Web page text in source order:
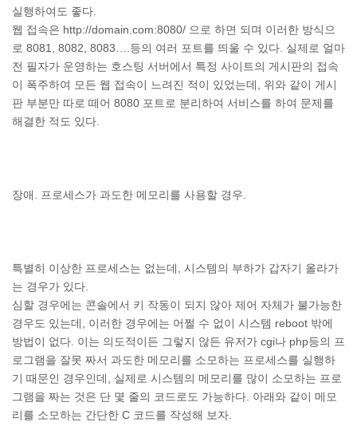
실행하여도 좋다.
웹 접속은 http://domain.com:8080/ 으로 하면 되며 이러한 방식으
로 8081, 8082, 8083….등의 여러 포트를 띄울 수 있다. 실제로 얼마
전 필자가 운영하는 호스팅 서버에서 특정 사이트의 게시판의 접속
이 폭주하여 모든 웹 접속이 느려진 적이 있었는데, 위와 같이 게시
판 부분만 따로 떼어 8080 포트로 분리하여 서비스를 하여 문제를
해결한 적도 있다.
장애. 프로세스가 과도한 메모리를 사용할 경우.
특별히 이상한 프로세스는 없는데, 시스템의 부하가 갑자기 올라가
는 경우가 있다.
심할 경우에는 콘솔에서 키 작동이 되지 않아 제어 자체가 불가능한
경우도 있는데, 이러한 경우에는 어쩔 수 없이 시스템 reboot 밖에
방법이 없다. 이는 의도적이든 그렇지 않든 유저가 cgi나 php등의 프
로그램을 잘못 짜서 과도한 메모리를 소모하는 프로세스를 실행하
기 때문인 경우인데, 실제로 시스템의 메모리를 많이 소모하는 프로
그램을 짜는 것은 단 몇 줄의 코드로도 가능하다. 아래와 같이 메모
리를 소모하는 간단한 C 코드를 작성해 보자.